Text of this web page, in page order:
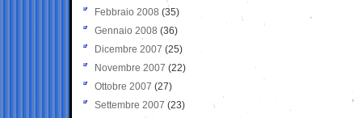
Febbraio 2008 (35)
Gennaio 2008 (36)
Dicembre 2007 (25)
Novembre 2007 (22)
Ottobre 2007 (27)
Settembre 2007 (23)